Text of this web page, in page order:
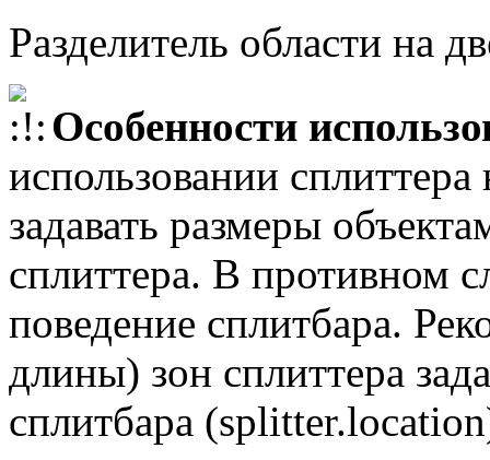
Разделитель области на
Особенности
использовании
задавать размеры
сплиттера. В противном
поведение сплитбара.
длины) зон сплиттера
сплитбара